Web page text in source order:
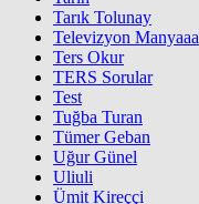
Tarık Tolunay
Televizyon Manyaaa
Ters Okur
TERS Sorular
Test
Tuğba Turan
Tümer Geban
Uğur Günel
Uliuli
Ümit Kireççi